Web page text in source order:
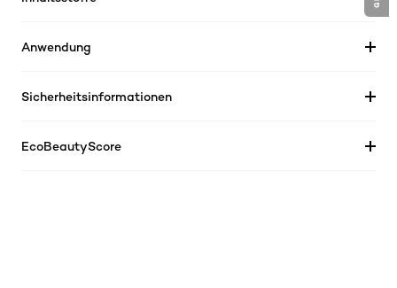
Anwendung
Sicherheitsinformationen
EcoBeautyScore